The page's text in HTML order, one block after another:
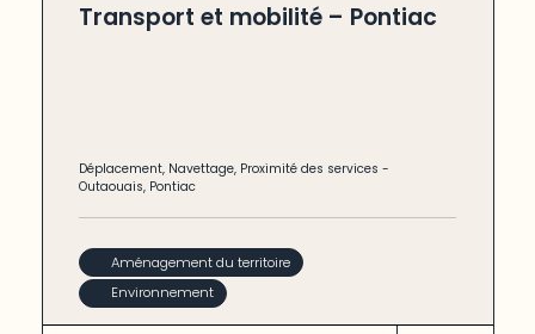
Transport et mobilité – Pontiac
Déplacement, Navettage, Proximité des services -
Outaouais, Pontiac
Aménagement du territoire
Environnement